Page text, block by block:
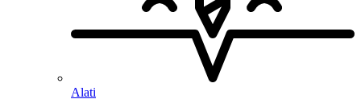
Alati